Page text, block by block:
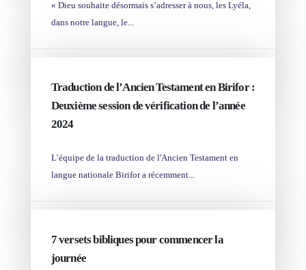
« Dieu souhaite désormais s’adresser à nous, les Lyéla,
dans notre langue, le...
Traduction de l’Ancien Testament en Birifor :
Deuxième session de vérification de l’année
2024
L’équipe de la traduction de l'Ancien Testament en
langue nationale Birifor a récemment...
7 versets bibliques pour commencer la
journée